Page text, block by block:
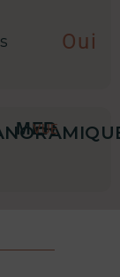
Oui
MER
VUE